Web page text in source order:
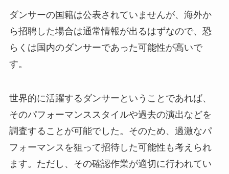
ダンサーの国籍は公表されていませんが、海外か
ら招聘した場合は通常情報が出るはずなので、恐
らくは国内のダンサーであった可能性が高いで
す。
世界的に活躍するダンサーということであれば、
そのパフォーマンススタイルや過去の演出などを
調査することが可能でした。そのため、過激なパ
フォーマンスを狙って招待した可能性も考えられ
ます。ただし、その確認作業が適切に行われてい